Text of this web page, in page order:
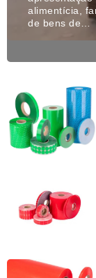
alimentícia,
de bens de…